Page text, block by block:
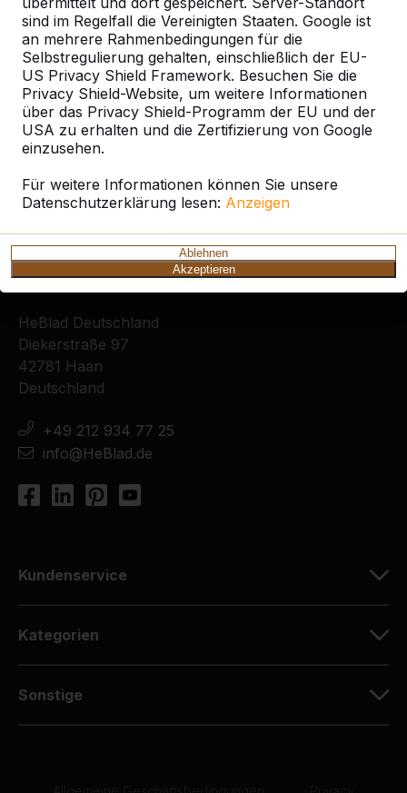
sind im Regelfall die Vereinigten Staaten. Google ist
an mehrere Rahmenbedingungen für die
Selbstregulierung gehalten, einschließlich der EU-
US Privacy Shield Framework. Besuchen Sie die
Privacy Shield-Website, um weitere Informationen
über das Privacy Shield-Programm der EU und der
USA zu erhalten und die Zertifizierung von Google
einzusehen.
Für weitere Informationen können Sie unsere
Datenschutzerklärung lesen: Anzeigen
Ablehnen
Akzeptieren
Zie ook
Düren
HeBlad Deutschland
Diekerstraße 97
42781 Haan
Deutschland
+49 212 934 77 25
info@HeBlad.de
Kundenservice
Kategorien
Sonstige